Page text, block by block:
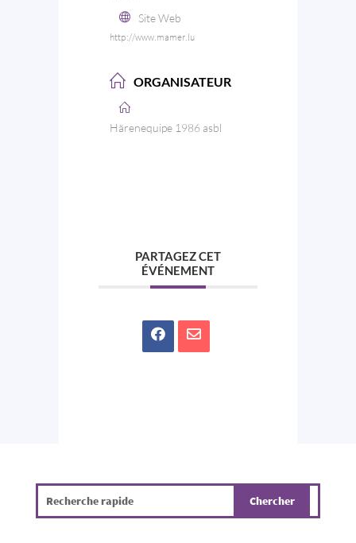
Site Web
http://www.mamer.lu
ORGANISATEUR
Härenequipe 1986 asbl
PARTAGEZ CET
ÉVÉNEMENT